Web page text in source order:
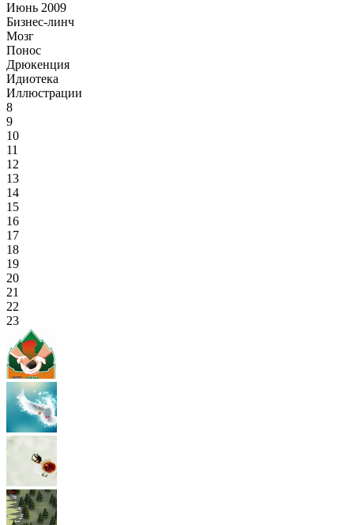
Июнь 2009
Бизнес-линч
Мозг
Понос
Дрюкенция
Идиотека
Иллюстрации
8
9
10
11
12
13
14
15
16
17
18
19
20
21
22
23